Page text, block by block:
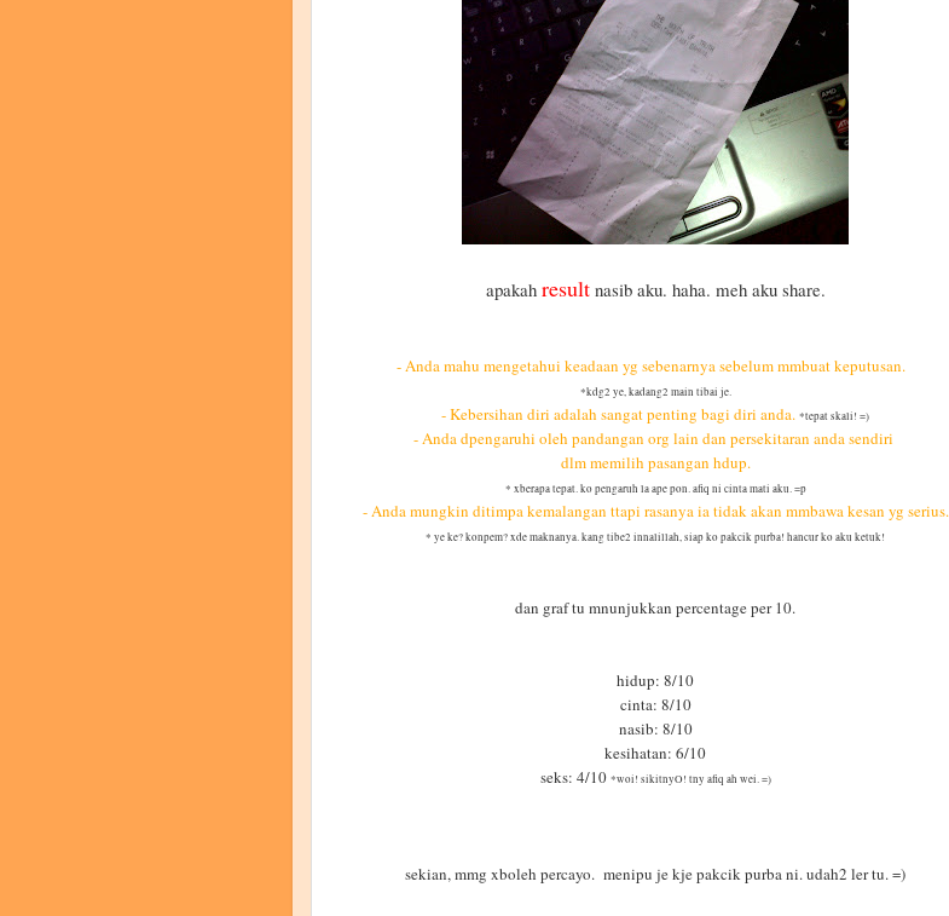
apakah resultnasib aku. haha. meh aku share.
- Anda mahu mengetahui keadaan yg sebenarnya sebelum mmbuat keputusan.
*kdg2 ye, kadang2 main tibai je.
- Kebersihan diri adalah sangat penting bagi diri anda. *tepat skali! =)
- Anda dpengaruhi oleh pandangan org lain dan persekitaran anda sendiri
dlm memilih pasangan hdup.
* xberapa tepat. ko pengaruh la ape pon. afiq ni cinta mati aku. =p
- Anda mungkin ditimpa kemalangan ttapi rasanya ia tidak akan mmbawa kesan yg serius.
* ye ke? konpem? xde maknanya. kang tibe2 innalillah, siap ko pakcik purba! hancur ko aku ketuk!
dan graf tu mnunjukkan percentage per 10.
hidup: 8/10
cinta: 8/10
nasib: 8/10
kesihatan: 6/10
seks: 4/10 *woi! sikitnyO! tny afiq ah wei. =)
sekian, mmg xboleh percayo. menipu je kje pakcik purba ni. udah2 ler tu. =)